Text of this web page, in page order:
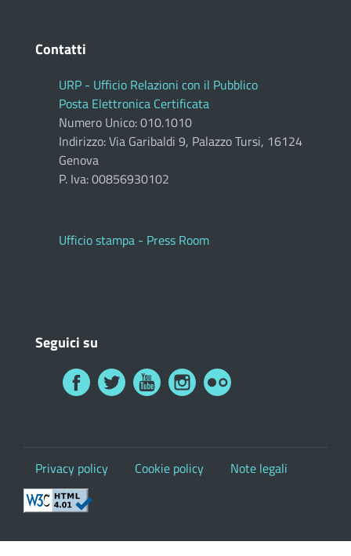
Contatti
URP - Ufficio Relazioni con il Pubblico
Posta Elettronica Certificata
Numero Unico: 010.1010
Indirizzo: Via Garibaldi 9, Palazzo Tursi, 16124
Genova
P. Iva: 00856930102
Ufficio stampa - Press Room
Seguici su
Privacy policy Cookie policy Note legali